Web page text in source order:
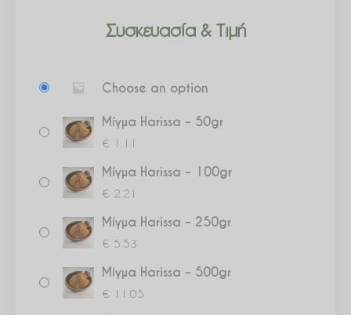
Συσκευασία & Τιμή
Choose an option
Μίγμα Harissa – 50gr
€ 1.11
Μίγμα Harissa – 100gr
€ 2.21
Μίγμα Harissa – 250gr
€ 5.53
Μίγμα Harissa – 500gr
€ 11.05
Harissa
ποσότητα